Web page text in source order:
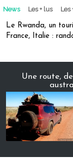
News Les + lus Les
Le Rwanda, un
France, Italie :
Une route,